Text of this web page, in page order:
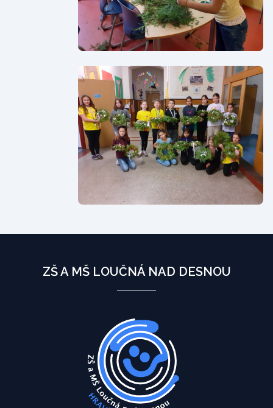
ZŠ A MŠ LOUČNÁ NAD DESNOU